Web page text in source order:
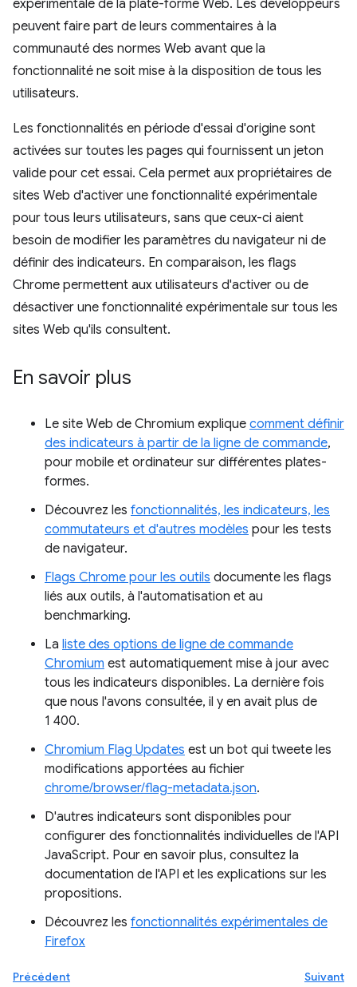
expérimentale de la plate-forme Web. Les développeurs
peuvent faire part de leurs commentaires à la
communauté des normes Web avant que la
fonctionnalité ne soit mise à la disposition de tous les
utilisateurs.
Les fonctionnalités en période d'essai d'origine sont
activées sur toutes les pages qui fournissent un jeton
valide pour cet essai. Cela permet aux propriétaires de
sites Web d'activer une fonctionnalité expérimentale
pour tous leurs utilisateurs, sans que ceux-ci aient
besoin de modifier les paramètres du navigateur ni de
définir des indicateurs. En comparaison, les flags
Chrome permettent aux utilisateurs d'activer ou de
désactiver une fonctionnalité expérimentale sur tous les
sites Web qu'ils consultent.
En savoir plus
Le site Web de Chromium explique comment définir
des indicateurs à partir de la ligne de commande,
pour mobile et ordinateur sur différentes plates-
formes.
Découvrez les fonctionnalités, les indicateurs, les
commutateurs et d'autres modèles pour les tests
de navigateur.
Flags Chrome pour les outils documente les flags
liés aux outils, à l'automatisation et au
benchmarking.
La liste des options de ligne de commande
Chromium est automatiquement mise à jour avec
tous les indicateurs disponibles. La dernière fois
que nous l'avons consultée, il y en avait plus de
1 400.
Chromium Flag Updates est un bot qui tweete les
modifications apportées au fichier
chrome/browser/flag-metadata.json.
D'autres indicateurs sont disponibles pour
configurer des fonctionnalités individuelles de l'API
JavaScript. Pour en savoir plus, consultez la
documentation de l'API et les explications sur les
propositions.
Découvrez les fonctionnalités expérimentales de
Firefox
Précédent
Suivant